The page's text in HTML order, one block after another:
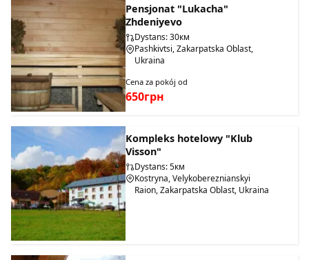
Pensjonat "Lukacha"
Zhdeniyevo
Dystans: 30км
Pashkivtsi, Zakarpatska Oblast,
Ukraina
Cena za pokój od
650грн
Kompleks hotelowy "Klub
Visson"
Dystans: 5км
Kostryna, Velykobereznianskyi
Raion, Zakarpatska Oblast, Ukraina